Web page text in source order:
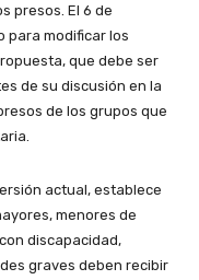
presos. El 6 de
para modificar los
que debe ser
de su discusión en la
de los grupos que
actual, establece
menores de
discapacidad,
graves deben recibir